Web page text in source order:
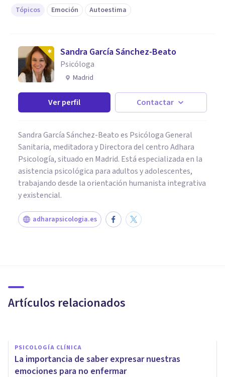
Tópicos Emoción Autoestima
Sandra García Sánchez-Beato
Psicóloga
Madrid
Ver perfil Contactar
Sandra García Sánchez-Beato es Psicóloga General
Sanitaria, meditadora y Directora del centro Adhara
Psicología, situado en Madrid. Está especializada en la
asistencia psicológica para adultos y adolescentes,
trabajando desde la orientación humanista integrativa
y existencial.
adharapsicologia.es
Artículos relacionados
nos gusta sentir
PSICOLOGÍA CLÍNICA
La importancia de saber expresar nuestras
emociones para no enfermar